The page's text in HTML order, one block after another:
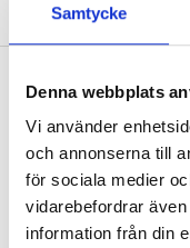
Samtycke
Denna webbplats
Vi använder
och annonserna till
för sociala medier
vidarebefordrar
information från din
Description
OE: 30589654